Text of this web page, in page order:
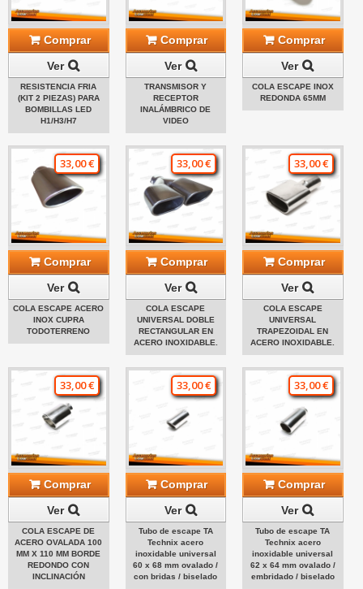
Comprar
Ver
RESISTENCIA FRIA
(KIT 2 PIEZAS) PARA
BOMBILLAS LED
H1/H3/H7
Comprar
Ver
TRANSMISOR Y
RECEPTOR
INALÁMBRICO DE
VIDEO
Comprar
Ver
COLA ESCAPE INOX
REDONDA 65MM
33,00 €
Comprar
Ver
COLA ESCAPE ACERO
INOX CUPRA
TODOTERRENO
33,00 €
Comprar
Ver
COLA ESCAPE
UNIVERSAL DOBLE
RECTANGULAR EN
ACERO INOXIDABLE.
33,00 €
Comprar
Ver
COLA ESCAPE
UNIVERSAL
TRAPEZOIDAL EN
ACERO INOXIDABLE.
33,00 €
Comprar
Ver
COLA ESCAPE DE
ACERO OVALADA 100
MM X 110 MM BORDE
REDONDO CON
INCLINACIÓN
33,00 €
Comprar
Ver
Tubo de escape TA
Technix acero
inoxidable universal
60 x 68 mm ovalado /
con bridas / biselado
33,00 €
Comprar
Ver
Tubo de escape TA
Technix acero
inoxidable universal
62 x 64 mm ovalado /
embridado / biselado